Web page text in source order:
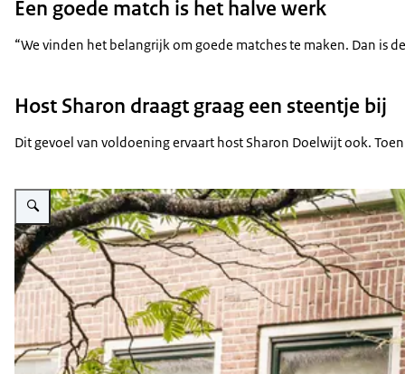
Een goede match is het halve werk
“We vinden het belangrijk om goede matches te maken. Dan is
Host Sharon draagt graag een steentje bij
Dit gevoel van voldoening ervaart host Sharon Doelwijt ook.
Vergroot afbeelding Hospita Sharon